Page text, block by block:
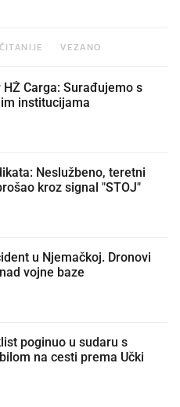
VEZANO
HŽ Carga: Surađujemo s
institucijama
Neslužbeno, teretni
kroz signal "STOJ"
u Njemačkoj. Dronovi
vojne baze
poginuo u sudaru s
na cesti prema Učki